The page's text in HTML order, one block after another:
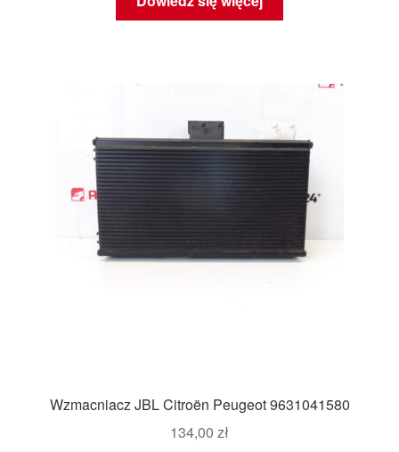
Wzmacniacz JBL Citroën Peugeot 9631041580
134,00 zł